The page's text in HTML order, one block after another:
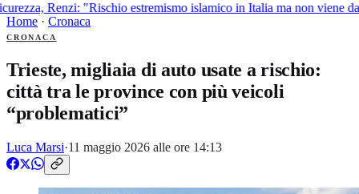
Renzi: "Rischio estremismo islamico in Italia ma non viene
Home · Cronaca
CRONACA
Trieste, migliaia di auto usate a rischio:
città tra le province con più veicoli
“problematici”
Luca Marsi·11 maggio 2026 alle ore 14:13